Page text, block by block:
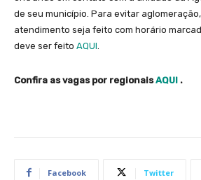
de seu município. Para evitar
atendimento seja feito com horário
deve ser feito AQUI
Confira as vagas por regionaisAQUI .
Facebook Twitter